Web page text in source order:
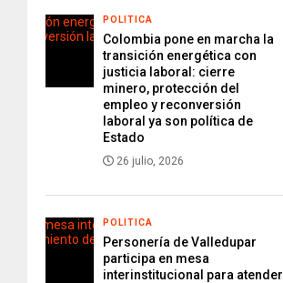
POLITICA
Colombia pone en marcha la
transición energética con
justicia laboral: cierre
minero, protección del
empleo y reconversión
laboral ya son política de
Estado
26 julio, 2026
POLITICA
Personería de Valledupar
participa en mesa
interinstitucional para atender